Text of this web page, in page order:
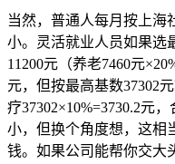
当然，普通人每月按上海
小。灵活就业人员如果选
11200元（养老7460元
元，但按最高基数37302
疗37302×10%=3730.2元
小，但换个角度想，这相
钱。如果公司能帮你交大